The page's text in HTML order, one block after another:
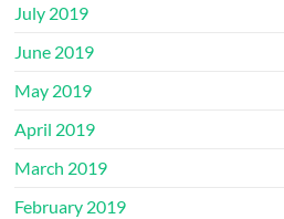
July 2019
June 2019
May 2019
April 2019
March 2019
February 2019